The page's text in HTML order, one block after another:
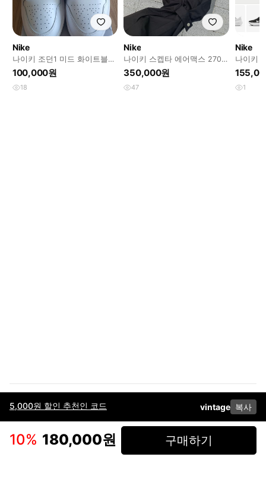
5,000원 할인 추천인 코드 vintage 복사
10% 180,000원 구매하기
Nike
나이키 조던1 미드 화이트블랙
280
100,000원
18
Nike
나이키 스켑타 에어맥스 270
팝니다!
350,000원
47
Nike
나이키
1
이용약관고객센터판매개인정보 처리방침사업자 정보다운로드
인스타그램
페이스북